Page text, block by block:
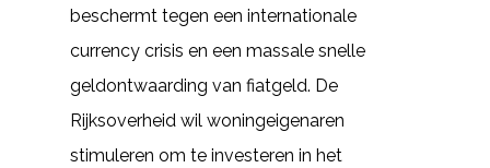
beschermt tegen een internationale
currency crisis en een massale snelle
geldontwaarding van fiatgeld. De
Rijksoverheid wil woningeigenaren
stimuleren om te investeren in het